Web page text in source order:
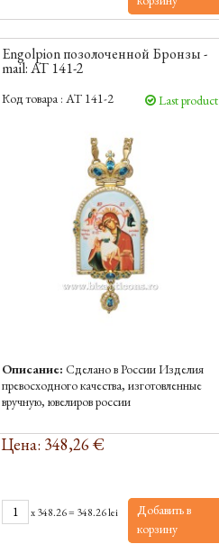
Engolpion позолоченной Бронзы -
mail: AT 141-2
Код товара : AT 141-2 Last product
Описание:Сделано в России Изделия
превосходного качества, изготовленные
вручную, ювелиров россии
Цена: 348,26 €
x348.26= 348.26 lei
Добавить в
корзину